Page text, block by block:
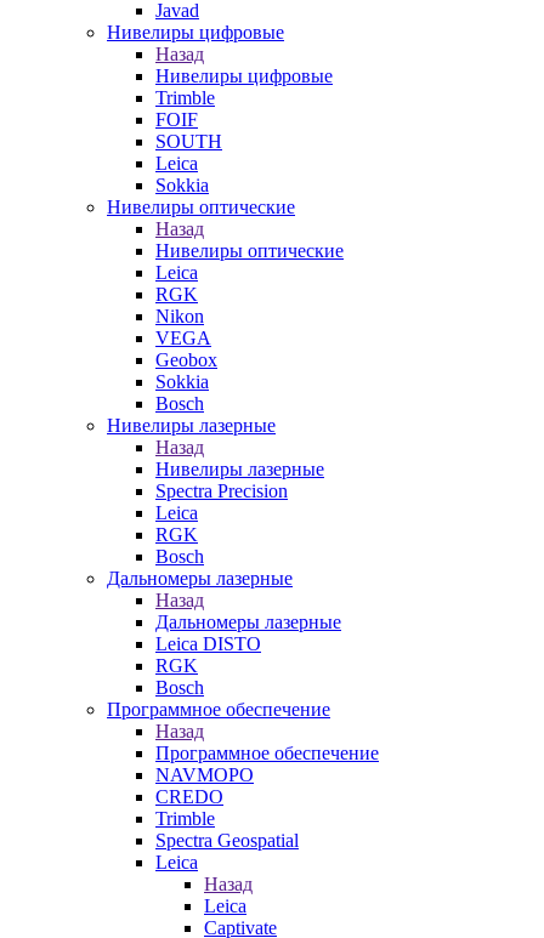
Javad
Нивелиры цифровые
Назад
Нивелиры цифровые
Trimble
FOIF
SOUTH
Leica
Sokkia
Нивелиры оптические
Назад
Нивелиры оптические
Leica
RGK
Nikon
VEGA
Geobox
Sokkia
Bosch
Нивелиры лазерные
Назад
Нивелиры лазерные
Spectra Precision
Leica
RGK
Bosch
Дальномеры лазерные
Назад
Дальномеры лазерные
Leica DISTO
RGK
Bosch
Программное обеспечение
Назад
Программное обеспечение
NAVMOPO
CREDO
Trimble
Spectra Geospatial
Leica
Назад
Leica
Captivate